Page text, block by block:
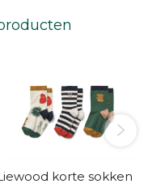
korte sokken